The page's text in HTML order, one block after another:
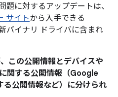
題に対するアップデートは、
サイトから入手できる
バイナリ ドライバに含まれ
この公開情報とデバイスや
関する公開情報（Google
公開情報など）に分けられ